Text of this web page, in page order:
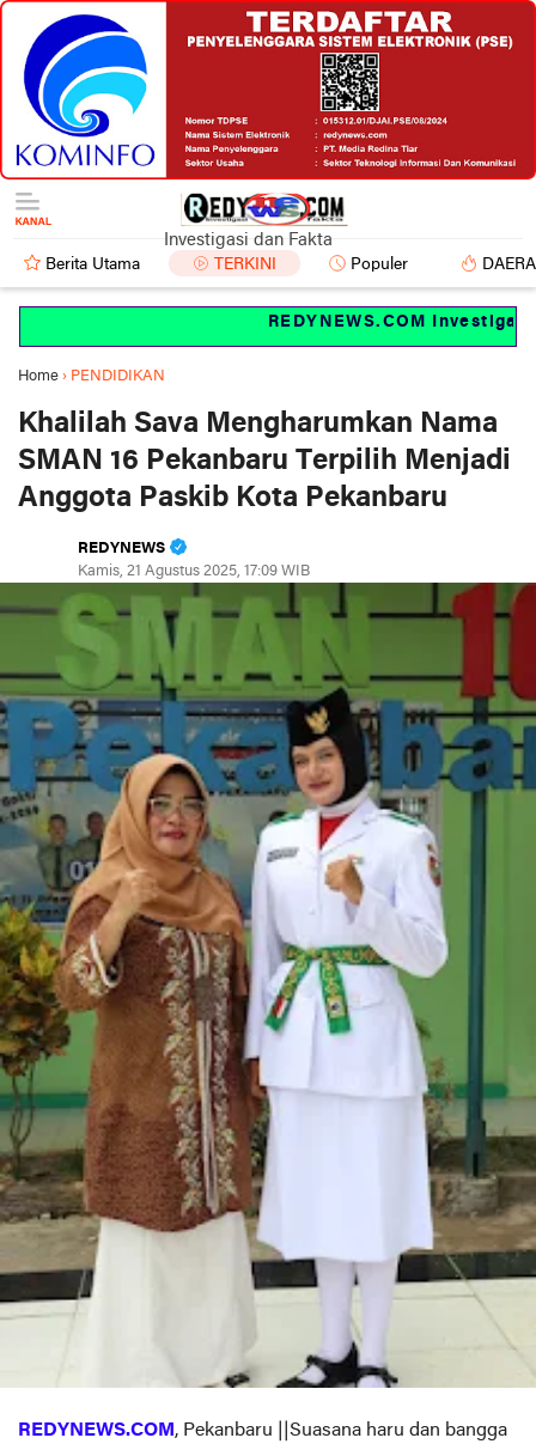
Investigasi dan Fakta
Berita Utama TERKINI Populer
REDYNEWS.COM Investigasi
Home › PENDIDIKAN
Khalilah Sava Mengharumkan Nama
SMAN 16 Pekanbaru Terpilih Menjadi
Anggota Paskib Kota Pekanbaru
REDYNEWS
Kamis, 21 Agustus 2025, 17:09 WIB
REDYNEWS.COM , Pekanbaru ||Suasana haru dan bangga